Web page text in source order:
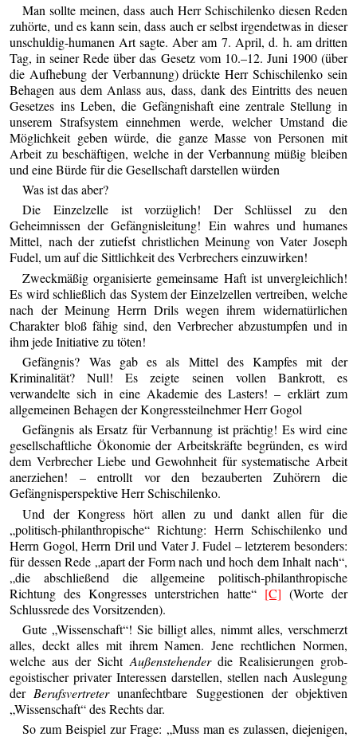
Man sollte meinen, dass auch Herr Schischilenko diesen Reden
zuhörte, und es kann sein, dass auch er selbst irgendetwas in dieser
unschuldig-humanen Art sagte. Aber am 7. April, d. h. am dritten
Tag, in seiner Rede über das Gesetz vom 10.–12. Juni 1900 (über
die Aufhebung der Verbannung) drückte Herr Schischilenko sein
Behagen aus dem Anlass aus, dass, dank des Eintritts des neuen
Gesetzes ins Leben, die Gefängnishaft eine zentrale Stellung in
unserem Strafsystem einnehmen werde, welcher Umstand die
Möglichkeit geben würde, die ganze Masse von Personen mit
Arbeit zu beschäftigen, welche in der Verbannung müßig bleiben
und eine Bürde für die Gesellschaft darstellen würden
Was ist das aber?
Die Einzelzelle ist vorzüglich! Der Schlüssel zu den
Geheimnissen der Gefängnisleitung! Ein wahres und humanes
Mittel, nach der zutiefst christlichen Meinung von Vater Joseph
Fudel, um auf die Sittlichkeit des Verbrechers einzuwirken!
Zweckmäßig organisierte gemeinsame Haft ist unvergleichlich!
Es wird schließlich das System der Einzelzellen vertreiben, welche
nach der Meinung Herrn Drils wegen ihrem widernatürlichen
Charakter bloß fähig sind, den Verbrecher abzustumpfen und in
ihm jede Initiative zu töten!
Gefängnis? Was gab es als Mittel des Kampfes mit der
Kriminalität? Null! Es zeigte seinen vollen Bankrott, es
verwandelte sich in eine Akademie des Lasters! – erklärt zum
allgemeinen Behagen der Kongressteilnehmer Herr Gogol
Gefängnis als Ersatz für Verbannung ist prächtig! Es wird eine
gesellschaftliche Ökonomie der Arbeitskräfte begründen, es wird
dem Verbrecher Liebe und Gewohnheit für systematische Arbeit
anerziehen! – entrollt vor den bezauberten Zuhörern die
Gefängnisperspektive Herr Schischilenko.
Und der Kongress hört allen zu und dankt allen für die
„politisch-philanthropische“ Richtung: Herrn Schischilenko und
Herrn Gogol, Herrn Dril und Vater J. Fudel – letzterem besonders:
für dessen Rede „apart der Form nach und hoch dem Inhalt nach“,
„die abschließend die allgemeine politisch-philanthropische
Richtung des Kongresses unterstrichen hatte“ [C] (Worte der
Schlussrede des Vorsitzenden).
Gute „Wissenschaft“! Sie billigt alles, nimmt alles, verschmerzt
alles, deckt alles mit ihrem Namen. Jene rechtlichen Normen,
welche aus der Sicht Außenstehenderdie Realisierungen grob-
egoistischer privater Interessen darstellen, stellen nach Auslegung
der Berufsvertreterunanfechtbare Suggestionen der objektiven
„Wissenschaft“ des Rechts dar.
So zum Beispiel zur Frage: „Muss man es zulassen, diejenigen,